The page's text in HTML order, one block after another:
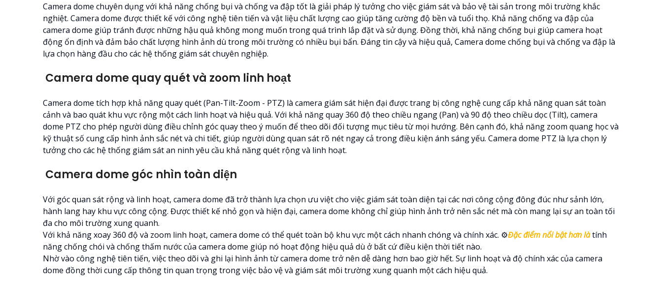
Camera dome chuyên dụng với khả năng chống bụi và chống va đập tốt là giải pháp lý tưởng cho việc giám sát và bảo vệ tài sản trong môi trường khắc
nghiệt. Camera dome được thiết kế với công nghệ tiên tiến và vật liệu chất lượng cao giúp tăng cường độ bền và tuổi thọ. Khả năng chống va đập của
camera dome giúp tránh được những hậu quả không mong muốn trong quá trình lắp đặt và sử dụng. Đồng thời, khả năng chống bụi giúp camera hoạt
động ổn định và đảm bảo chất lượng hình ảnh dù trong môi trường có nhiều bụi bẩn. Đáng tin cậy và hiệu quả, Camera dome chống bụi và chống va đập là
lựa chọn hàng đầu cho các hệ thống giám sát chuyên nghiệp.
Camera dome quay quét và zoom linh hoạt
Camera dome tích hợp khả năng quay quét (Pan-Tilt-Zoom - PTZ) là camera giám sát hiện đại được trang bị công nghệ cung cấp khả năng quan sát toàn
cảnh và bao quát khu vực rộng một cách linh hoạt và hiệu quả. Với khả năng quay 360 độ theo chiều ngang (Pan) và 90 độ theo chiều dọc (Tilt), camera
dome PTZ cho phép người dùng điều chỉnh góc quay theo ý muốn để theo dõi đối tượng mục tiêu từ mọi hướng. Bên cạnh đó, khả năng zoom quang học và
kỹ thuật số cung cấp hình ảnh sắc nét và chi tiết, giúp người dùng quan sát rõ nét ngay cả trong điều kiện ánh sáng yếu. Camera dome PTZ là lựa chọn lý
tưởng cho các hệ thống giám sát an ninh yêu cầu khả năng quét rộng và linh hoạt.
Camera dome góc nhìn toàn diện
Với góc quan sát rộng và linh hoạt, camera dome đã trở thành lựa chọn ưu việt cho việc giám sát toàn diện tại các nơi công cộng đông đúc như sảnh lớn,
hành lang hay khu vực công cộng. Được thiết kế nhỏ gọn và hiện đại, camera dome không chỉ giúp hình ảnh trở nên sắc nét mà còn mang lại sự an toàn tối
đa cho môi trường xung quanh.
Với khả năng xoay 360 độ và zoom linh hoạt, camera dome có thể quét toàn bộ khu vực một cách nhanh chóng và chính xác. ⚙Đặc điểm nổi bật hơn làtính
năng chống chói và chống thấm nước của camera dome giúp nó hoạt động hiệu quả dù ở bất cứ điều kiện thời tiết nào.
Nhờ vào công nghệ tiên tiến, việc theo dõi và ghi lại hình ảnh từ camera dome trở nên dễ dàng hơn bao giờ hết. Sự linh hoạt và độ chính xác của camera
dome đồng thời cung cấp thông tin quan trọng trong việc bảo vệ và giám sát môi trường xung quanh một cách hiệu quả.